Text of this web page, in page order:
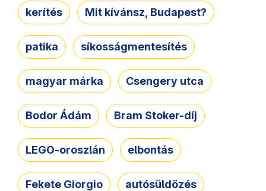
kerítés Mit kívánsz, Budapest?
patika síkosságmentesítés
magyar márka Csengery utca
Bodor Ádám Bram Stoker-díj
LEGO-oroszlán elbontás
Fekete Giorgio autósüldözés